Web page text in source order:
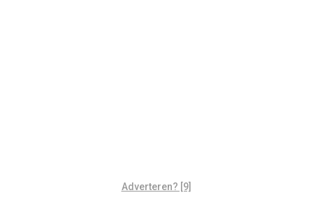
Adverteren? [9]